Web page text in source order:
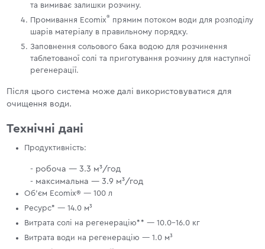
та вимиває залишки розчину.
Промивання Ecomix® прямим потоком води для розподілу
шарів матеріалу в правильному порядку.
Заповнення сольового бака водою для розчинення
таблетованої солі та приготування розчину для наступної
регенерації.
Після цього система може далі використовуватися для
очищення води.
Технічні дані
Продуктивність:
- робоча — 3.3 м³/год
- максимальна — 3.9 м³/год
Об'єм Ecomix® — 100 л
Ресурс* — 14.0 м³
Витрата солі на регенерацію** — 10.0–16.0 кг
Витрата води на регенерацію — 1.0 м³